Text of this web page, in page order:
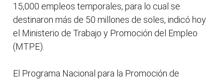
15,000 empleos temporales, para lo cual se
destinaron más de 50 millones de soles, indicó hoy
el Ministerio de Trabajo y Promoción del Empleo
(MTPE).
El Programa Nacional para la Promoción de